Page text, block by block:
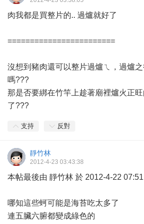
肉我都是買整片的.. 過爐就好了
========================
沒想到豬肉還可以整片過爐ㄟ，過爐
嗎???
那是否要綁在竹竿上趁著廟裡爐火正
了???
支持 反對
靜竹林
2012-4-23 03:43:38
本帖最後由 靜竹林 於 2012-4-22
哪知這些蚵可能是海苔吃太多了
連五臟六腑都變成綠色的